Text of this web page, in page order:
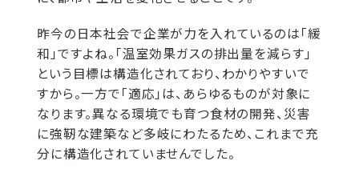
昨今の日本社会で企業が力を入れているのは「緩
和」ですよね。「温室効果ガスの排出量を減らす」
という目標は構造化されており、わかりやすいで
すから。一方で「適応」は、あらゆるものが対象に
なります。異なる環境でも育つ食材の開発、災害
に強靭な建築など多岐にわたるため、これまで充
分に構造化されていませんでした。